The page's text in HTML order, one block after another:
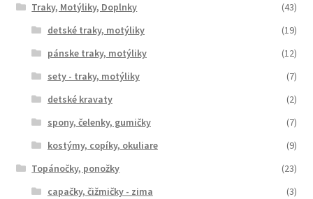
Traky, Motýliky, Doplnky
(43)
detské traky, motýliky
(19)
pánske traky, motýliky
(12)
sety - traky, motýliky
(7)
detské kravaty
(2)
spony, čelenky, gumičky
(7)
kostýmy, copíky, okuliare
(9)
Topánočky, ponožky
(23)
capačky, čižmičky - zima
(3)